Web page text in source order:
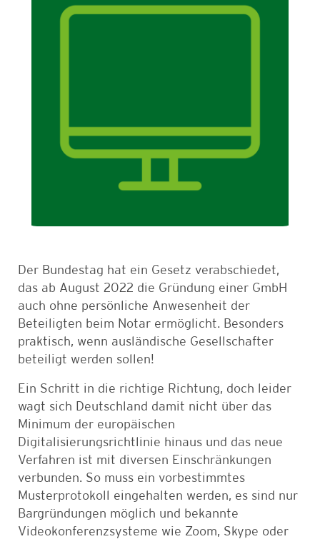
Der Bundestag hat ein Gesetz verabschiedet,
das ab August 2022 die Gründung einer GmbH
auch ohne persönliche Anwesenheit der
Beteiligten beim Notar ermöglicht. Besonders
praktisch, wenn ausländische Gesellschafter
beteiligt werden sollen!
Ein Schritt in die richtige Richtung, doch leider
wagt sich Deutschland damit nicht über das
Minimum der europäischen
Digitalisierungsrichtlinie hinaus und das neue
Verfahren ist mit diversen Einschränkungen
verbunden. So muss ein vorbestimmtes
Musterprotokoll eingehalten werden, es sind nur
Bargründungen möglich und bekannte
Videokonferenzsysteme wie Zoom, Skype oder